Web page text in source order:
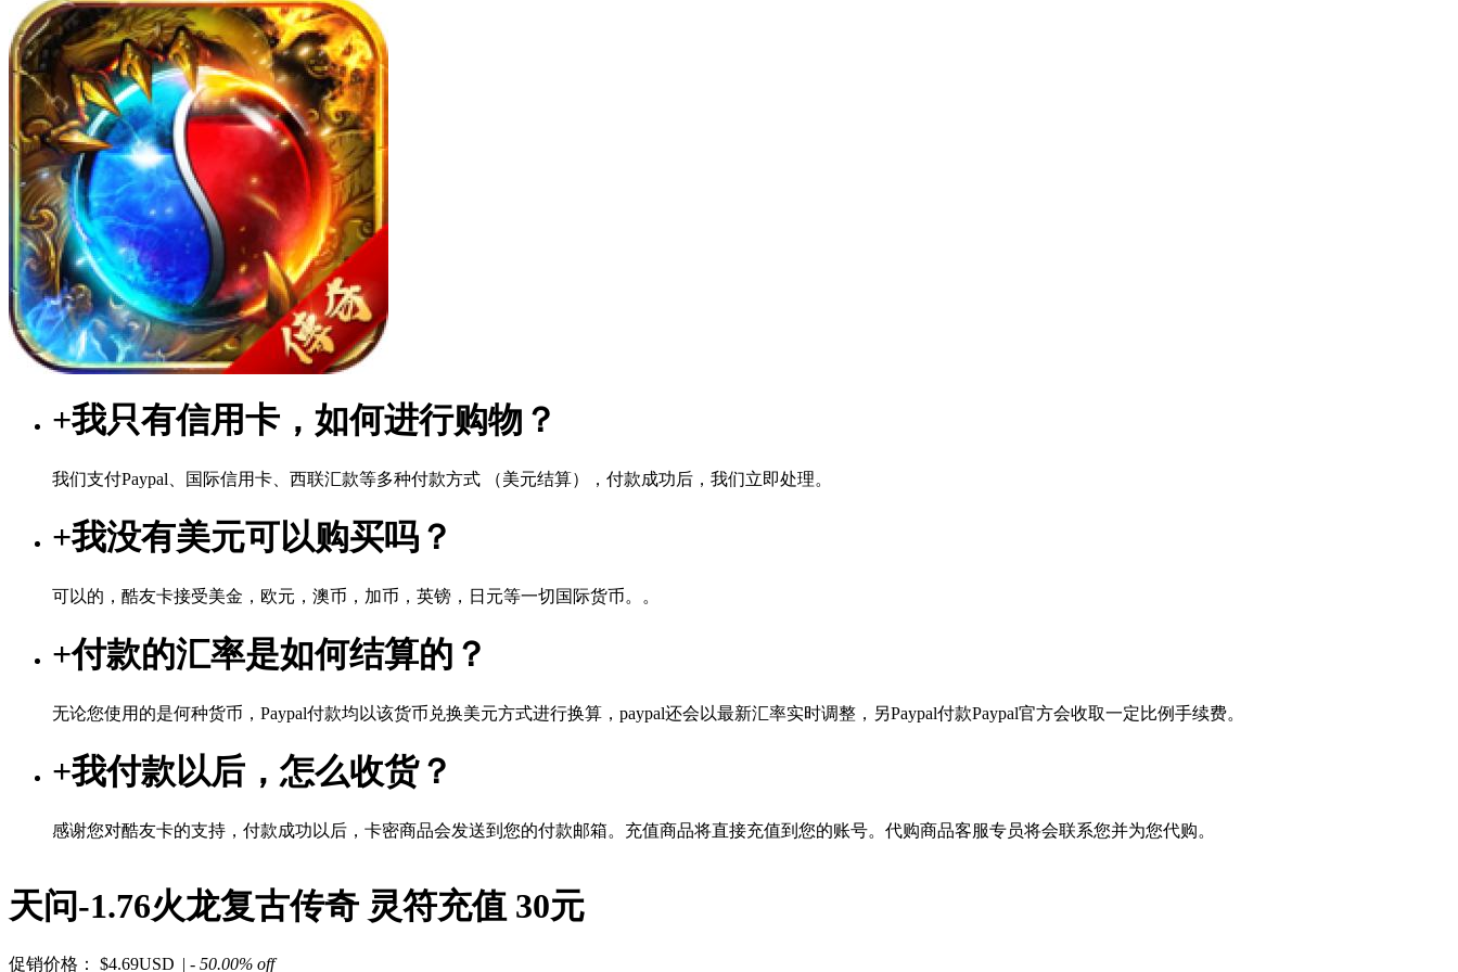
+我只有信用卡，如何进行购物？
我们支付Paypal、国际信用卡、西联汇款等多种付款方式 （美元结算），付款成功后，我们立即处理。
+我没有美元可以购买吗？
可以的，酷友卡接受美金，欧元，澳币，加币，英镑，日元等一切国际货币。。
+付款的汇率是如何结算的？
无论您使用的是何种货币，Paypal付款均以该货币兑换美元方式进行换算，paypal还会以最新汇率实时调整，另Paypal付款Paypal官方会收取一定比例手续费。
+我付款以后，怎么收货？
感谢您对酷友卡的支持，付款成功以后，卡密商品会发送到您的付款邮箱。充值商品将直接充值到您的账号。代购商品客服专员将会联系您并为您代购。
天问-1.76火龙复古传奇 灵符充值 30元
促销价格： $4.69USD | - 50.00% off